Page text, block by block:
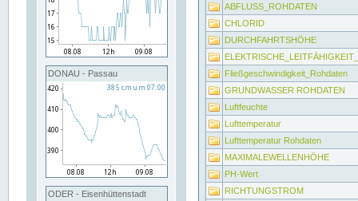
DONAU - Passau
ODER - Eisenhüttenstadt
ABFLUSS_ROHDATEN
CHLORID
DURCHFAHRTSHÖHE
Fließgeschwindigkeit_Rohdaten
GRUNDWASSER ROHDATEN
Luftfeuchte
Lufttemperatur
Lufttemperatur Rohdaten
MAXIMALEWELLENHÖHE
PH-Wert
RICHTUNGSTROM